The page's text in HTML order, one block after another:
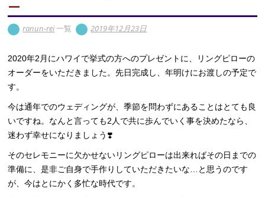
ー
ranun-rei一覧 2019年12月23日
2020年2月にハワイで挙式の方へのプレゼントに、リングピローの
オーダーをいただきました。先日完成し、年明けにお渡しの予定で
す。
今は通年でのウェディングが、季節を問わずにあることはとても良
いですね。なんと言っても2人で共に歩んでいく事を決めたなら、
迷わず幸せになりましょう❣️
そのセレモニーに欠かせないリングピローは出来ればその日までの
準備に、是非ご自身で手作りしていただきたいな…と思うのです
が、今はとにかく多忙な時代です。